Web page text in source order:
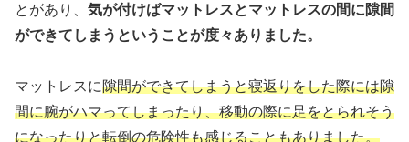
とがあり、 気が付けばマットレスとマットレスの間に隙間
ができてしまうということが度々ありました。
マットレスに隙間ができてしまうと寝返りをした際には隙
間に腕がハマってしまったり、移動の際に足をとられそう
になったりと転倒の危険性も感じることもありました。